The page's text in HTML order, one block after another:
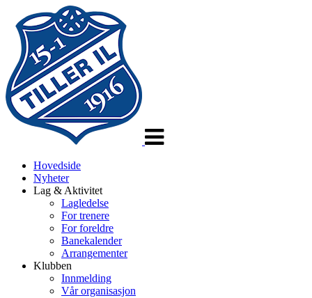
Hovedside
Nyheter
Lag & Aktivitet
Lagledelse
For trenere
For foreldre
Banekalender
Arrangementer
Klubben
Innmelding
Vår organisasjon